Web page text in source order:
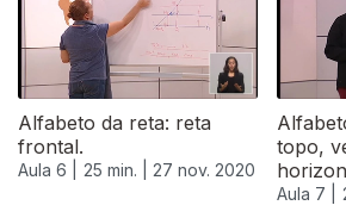
Alfabeto da reta: reta
frontal.
Aula 6 | 25 min. | 27 nov. 2020
topo,
Aula 7 |